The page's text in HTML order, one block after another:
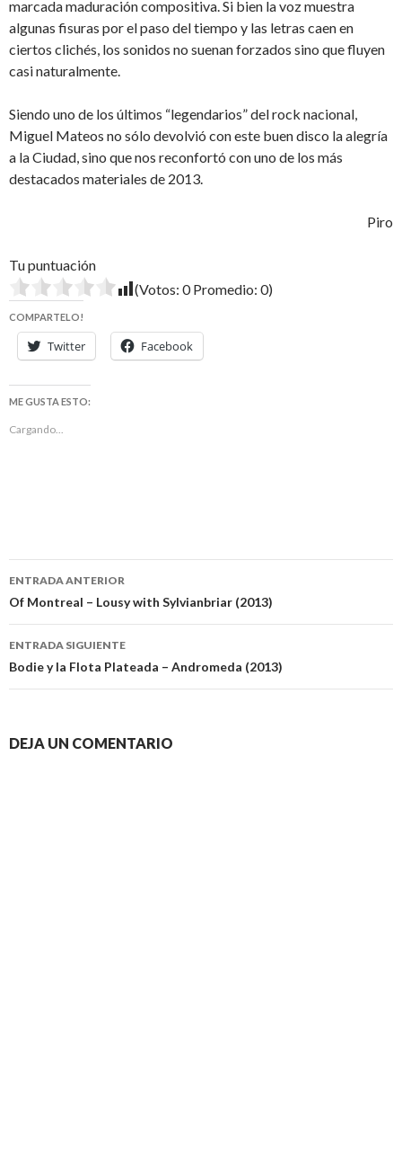
marcada maduración compositiva. Si bien la voz muestra
algunas fisuras por el paso del tiempo y las letras caen en
ciertos clichés, los sonidos no suenan forzados sino que fluyen
casi naturalmente.
Siendo uno de los últimos “legendarios” del rock nacional,
Miguel Mateos no sólo devolvió con este buen disco la alegría
a la Ciudad, sino que nos reconfortó con uno de los más
destacados materiales de 2013.
Piro
Tu puntuación
(Votos: 0Promedio: 0)
COMPARTELO!
Twitter Facebook
ME GUSTA ESTO:
Cargando...
Navegación
de
entradas
ENTRADA ANTERIOR
Of Montreal – Lousy with Sylvianbriar (2013)
ENTRADA SIGUIENTE
Bodie y la Flota Plateada – Andromeda (2013)
DEJA UN COMENTARIO